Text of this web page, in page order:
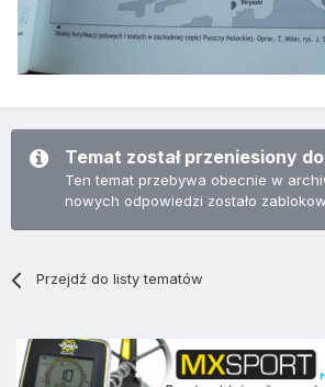
Temat został przeniesiony
Ten temat przebywa obecnie w
nowych odpowiedzi zostało
Przejdź do listy tematów